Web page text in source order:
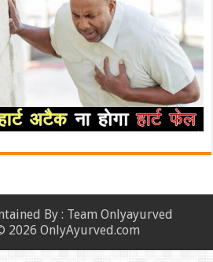
By : Team Onlyayurved
2026 OnlyAyurved.com